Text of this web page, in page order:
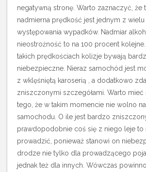
negatywną stronę. Warto zaznaczyć, że
nadmierna prędkość jest jednym z
występowania wypadków. Nadmiar
nieostrożność to na 100 procent
takich prędkościach kolizje bywają
niebezpieczne. Nieraz samochód jest
z wklęśniętą karoserią , a dodatkowo
zniszczonymi szczegółami. Warto
tego, że w takim momencie nie wolno
samochodu. O ile jest bardzo
prawdopodobnie coś się z niego leje to
prowadzić, ponieważ stanowi on
drodze nie tylko dla prowadzącego
jednak też dla innych. Wówczas